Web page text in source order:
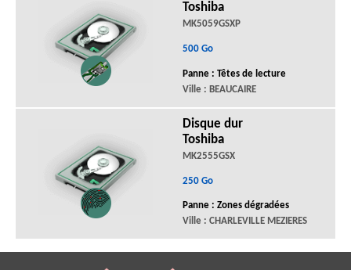
Toshiba
MK5059GSXP
500 Go
Panne : Têtes de lecture
Ville : BEAUCAIRE
Disque dur
Toshiba
MK2555GSX
250 Go
Panne : Zones dégradées
Ville : CHARLEVILLE MEZIERES